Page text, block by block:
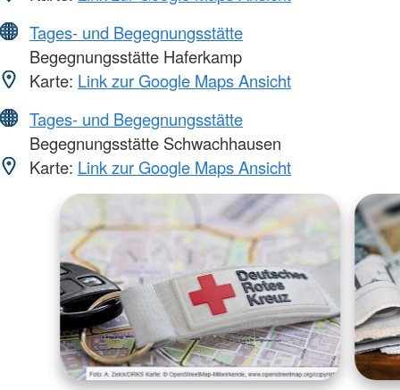
Tages- und Begegnungsstätte
Begegnungsstätte Haferkamp
Karte: Link zur Google Maps Ansicht
Tages- und Begegnungsstätte
Begegnungsstätte Schwachhausen
Karte: Link zur Google Maps Ansicht